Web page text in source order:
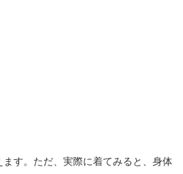
す。ただ、実際に着てみると、身体